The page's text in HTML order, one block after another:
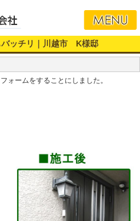
バッチリ｜川越市 K様邸
ォームをすることにしました。